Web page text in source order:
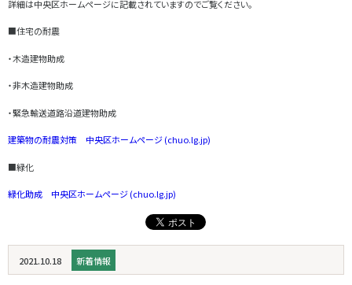
詳細は中央区ホームページに記載されていますのでご覧ください。
■住宅の耐震
・木造建物助成
・非木造建物助成
・緊急輸送道路沿道建物助成
建築物の耐震対策 中央区ホームページ (chuo.lg.jp)
■緑化
緑化助成 中央区ホームページ (chuo.lg.jp)
2021.10.18 新着情報